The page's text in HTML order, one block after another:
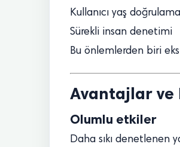
Kullanıcı yaş
Sürekli insan denetimi
Bu önlemlerden biri
Avantajlar ve
Olumlu etkiler
Daha sıkı denetlenen